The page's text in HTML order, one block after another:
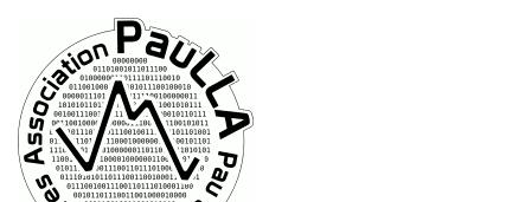
contenu.
Aller
à
la
navigation